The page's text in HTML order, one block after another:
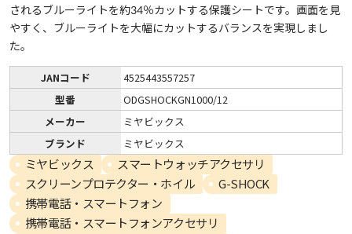
されるブルーライトを約34％カットする保護シートです。画面を見
やすく、ブルーライトを大幅にカットするバランスを実現しまし
た。
JANコード
4525443557257
型番
ODGSHOCKGN1000/12
メーカー
ミヤビックス
ブランド
ミヤビックス
ミヤビックス
スマートウォッチアクセサリ
スクリーンプロテクター・ホイル
G-SHOCK
携帯電話・スマートフォン
携帯電話・スマートフォンアクセサリ